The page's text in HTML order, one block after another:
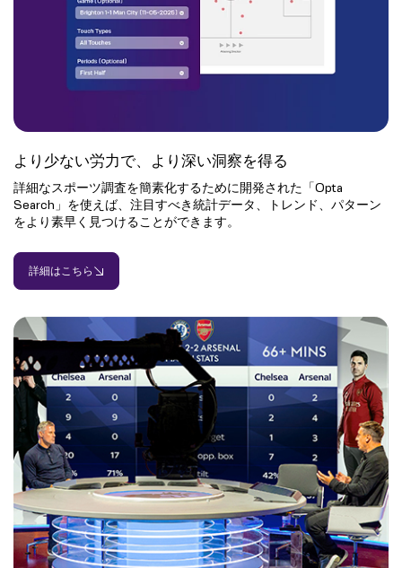
より少ない労力で、より深い洞察を得る
詳細なスポーツ調査を簡素化するために開発された「Opta
Search」を使えば、注目すべき統計データ、トレンド、パターン
をより素早く見つけることができます。
詳細はこちら